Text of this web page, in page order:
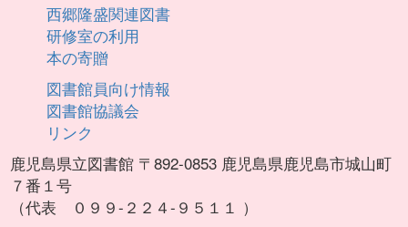
西郷隆盛関連図書
研修室の利用
本の寄贈
図書館員向け情報
図書館協議会
リンク
鹿児島県立図書館 〒892-0853 鹿児島県鹿児島市城山町
７番１号
（代表 ０９９-２２４-９５１１ ）